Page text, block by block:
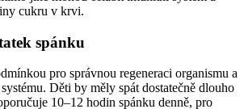
cukru v krvi.
spánku
pro správnou regeneraci organismu a
Děti by měly spát dostatečně dlouho
10–12 hodin spánku denně, pro